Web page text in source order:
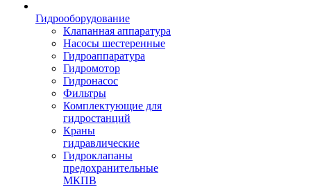
Гидрооборудование
Клапанная аппаратура
Насосы шестеренные
Гидроаппаратура
Гидромотор
Гидронасос
Фильтры
Комплектующие для
гидростанций
Краны
гидравлические
Гидроклапаны
предохранительные
МКПВ